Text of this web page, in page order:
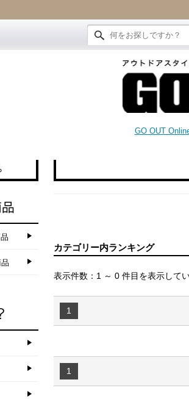
GO OUT
カテゴリー内ランキング
表示件数：1 ～ 0 件目を表示して
1
1